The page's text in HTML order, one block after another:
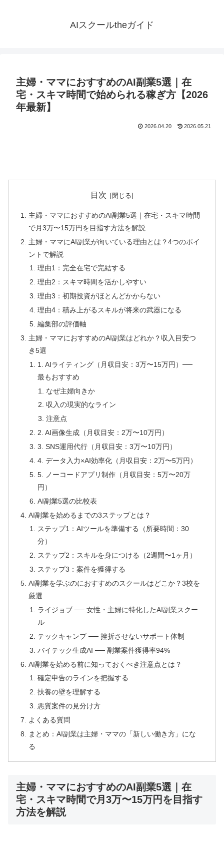
AIスクールtheガイド
主婦・ママにおすすめのAI副業5選｜在
宅・スキマ時間で始められる稼ぎ方【2026
年最新】
2026.04.20 2026.05.21
目次
主婦・ママにおすすめのAI副業5選｜在宅・スキマ時間
で月3万〜15万円を目指す方法を解説
主婦・ママにAI副業が向いている理由とは？4つのポイ
ントで解説
理由1：完全在宅で完結する
理由2：スキマ時間を活かしやすい
理由3：初期投資がほとんどかからない
理由4：積み上がるスキルが将来の武器になる
編集部の評価軸
主婦・ママにおすすめのAI副業はどれか？収入目安つ
き5選
1. AIライティング（月収目安：3万〜15万円）──
最もおすすめ
なぜ主婦向きか
収入の現実的なライン
注意点
2. AI画像生成（月収目安：2万〜10万円）
3. SNS運用代行（月収目安：3万〜10万円）
4. データ入力×AI効率化（月収目安：2万〜5万円）
5. ノーコードアプリ制作（月収目安：5万〜20万
円）
AI副業5選の比較表
AI副業を始めるまでの3ステップとは？
ステップ1：AIツールを準備する（所要時間：30
分）
ステップ2：スキルを身につける（2週間〜1ヶ月）
ステップ3：案件を獲得する
AI副業を学ぶのにおすすめのスクールはどこか？3校を
厳選
ライジョブ ── 女性・主婦に特化したAI副業スクー
ル
テックキャンプ ── 挫折させないサポート体制
バイテック生成AI ── 副業案件獲得率94%
AI副業を始める前に知っておくべき注意点とは？
確定申告のラインを把握する
扶養の壁を理解する
悪質案件の見分け方
よくある質問
まとめ：AI副業は主婦・ママの「新しい働き方」にな
る
主婦・ママにおすすめのAI副業5選｜在
宅・スキマ時間で月3万〜15万円を目指す
方法を解説